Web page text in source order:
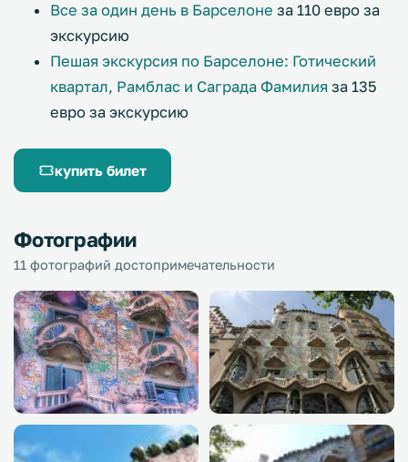
Все за один день в Барселоне за 110 евро за
экскурсию
Пешая экскурсия по Барселоне: Готический
квартал, Рамблас и Саграда Фамилия за 135
евро за экскурсию
купить билет
Фотографии
11 фотографий достопримечательности